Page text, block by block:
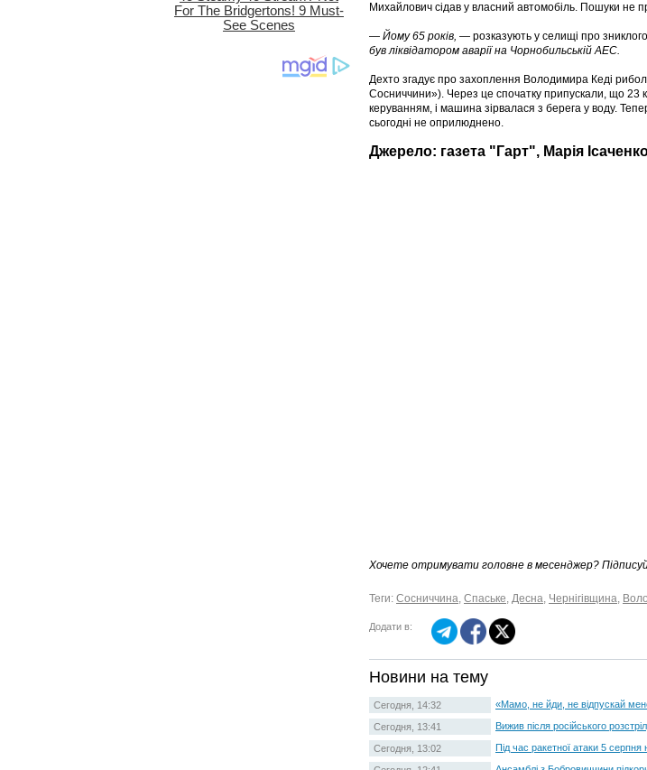
Михайлович сідав у власний автомобіль. Пошуки не
— Йому 65 років, — розказують у селищі про
був ліквідатором аварії на Чорнобильській АЕС.
Дехто згадує про захоплення Володимира Кеді
Сосниччини»). Через це спочатку припускали, що 23
керуванням, і машина зірвалася з берега у воду.
сьогодні не оприлюднено.
Джерело: газета "Гарт", Марія
Хочете отримувати головне в месенджер?
Теги: Сосниччина, Спаське, Десна, Чернігівщина,
Додати в:
Новини на тему
Сегодня, 14:32 «Мамо, не йди, не відпускай
Сегодня, 13:41 Вижив після російського
Сегодня, 13:02 Під час ракетної атаки 5 серпня